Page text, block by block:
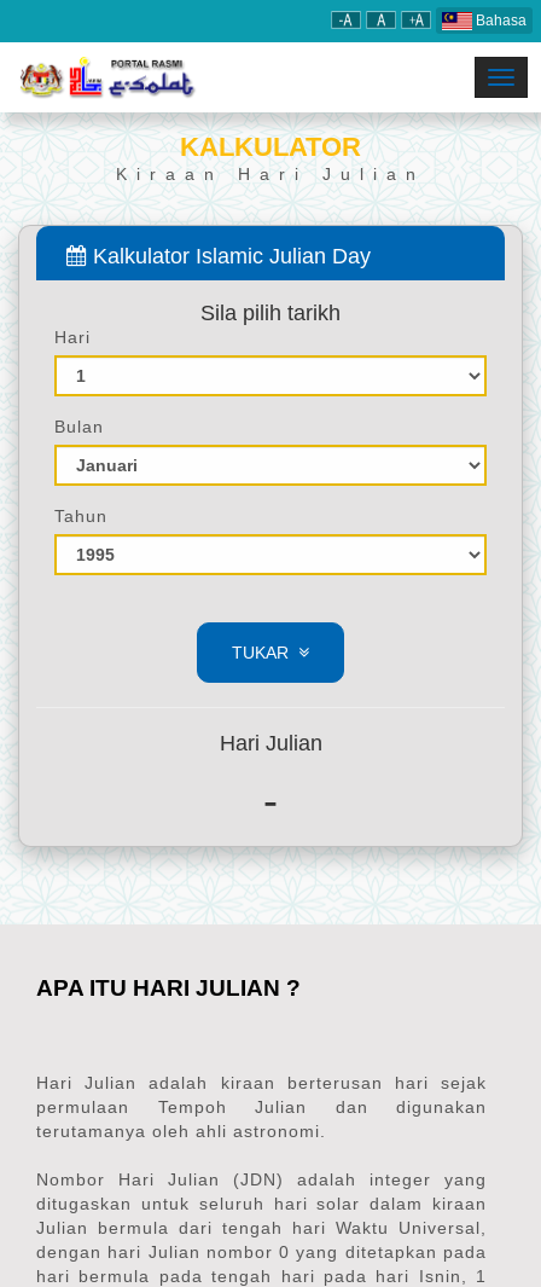
Bahasa
KALKULATOR
Kiraan Hari Julian
Kalkulator Islamic Julian Day
Sila pilih tarikh
Hari
Bulan
Tahun
TUKAR
Hari Julian
-
APA ITU HARI JULIAN ?
Hari Julian adalah kiraan berterusan hari sejak
permulaan Tempoh Julian dan digunakan
terutamanya oleh ahli astronomi.
Nombor Hari Julian (JDN) adalah integer yang
ditugaskan untuk seluruh hari solar dalam kiraan
Julian bermula dari tengah hari Waktu Universal,
dengan hari Julian nombor 0 yang ditetapkan pada
hari bermula pada tengah hari pada hari Isnin, 1